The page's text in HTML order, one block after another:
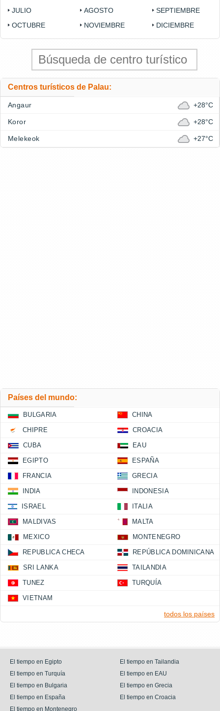
JULIO
AGOSTO
SEPTIEMBRE
OCTUBRE
NOVIEMBRE DICIEMBRE
Centros turísticos de Palau:
Angaur +28°C
Koror +28°C
Melekeok +27°C
Países del mundo:
BULGARIA CHINA
CHIPRE CROACIA
CUBA EAU
EGIPTO ESPAÑA
FRANCIA GRECIA
INDIA INDONESIA
ISRAEL ITALIA
MALDIVAS MALTA
MEXICO MONTENEGRO
REPUBLICA CHECA REPÚBLICA DOMINICANA
SRI LANKA TAILANDIA
TUNEZ TURQUÍA
VIETNAM
todos los países
El tiempo en Egipto
El tiempo en Tailandia
El tiempo en Turquía
El tiempo en EAU
El tiempo en Bulgaria
El tiempo en Grecia
El tiempo en España
El tiempo en Croacia
El tiempo en Montenegro